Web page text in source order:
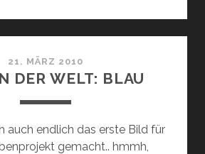
21. MÄRZ 2010
DER WELT: BLAU
auch endlich das erste Bild für
gemacht.. hmmh,